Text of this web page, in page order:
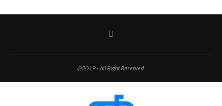
@2019 - All Right Reserved.